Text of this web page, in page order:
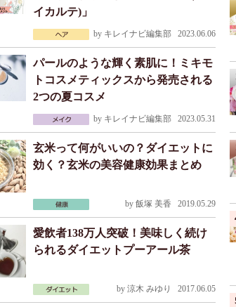
イカルテ)」
by キレイナビ編集部 2023.06.06
パールのような輝く素肌に！ミキモ
トコスメティックスから発売される
2つの夏コスメ
by キレイナビ編集部 2023.05.31
玄米って何がいいの？ダイエットに
効く？玄米の美容健康効果まとめ
by 飯塚 美香 2019.05.29
愛飲者138万人突破！美味しく続け
られるダイエットプーアール茶
by 涼木 みゆり 2017.06.05